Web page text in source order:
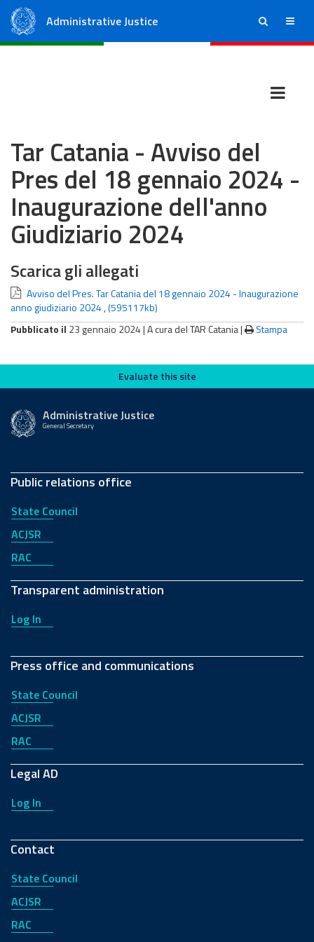
Administrative Justice ricerca menu
Tar Catania - Avviso del
Pres del 18 gennaio 2024 -
Inaugurazione dell'anno
Giudiziario 2024
Scarica gli allegati
Avviso del Pres. Tar Catania del 18 gennaio 2024 - Inaugurazione
anno giudiziario 2024,(595117kb)
Pubblicato il 23 gennaio 2024 |A cura del TAR Catania| Stampa
Evaluate this siteEvaluate this site
Administrative Justice
General Secretary
Public relations office
State Council
ACJSR
RAC
Transparent administration
Log In
Press office and communications
State Council
ACJSR
RAC
Legal AD
Log In
Contact
State Council
ACJSR
RAC